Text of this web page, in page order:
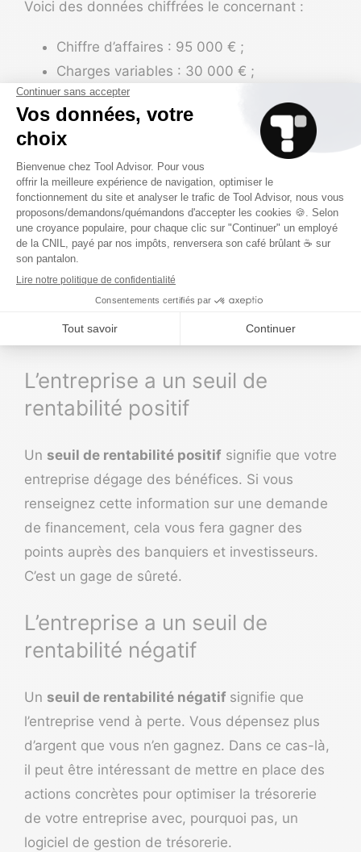
Voici des données chiffrées le concernant :
Chiffre d’affaires : 95 000 € ;
Charges variables : 30 000 € ;
Taux de marge sur charges variables : 68
% ou 65 000 € ;
Charges fixes : 25 000 €.
Georgesdevra réaliser un chiffre d’affaires d’au
moins 36 765 €par an pour atteindre son seuil
de rentabilité. L’argent généré au-delà sera égal
à ses bénéfices.
Comment interpréter le
seuil de rentabilité (SR) ?
L’entreprise a un seuil de
rentabilité positif
Un seuil de rentabilité positif signifie que votre
entreprise dégage des bénéfices. Si vous
renseignez cette information sur une demande
de financement, cela vous fera gagner des
points auprès des banquiers et investisseurs.
C’est un gage de sûreté.
L’entreprise a un seuil de
rentabilité négatif
Un seuil de rentabilité négatif signifie que
l’entreprise vend à perte. Vous dépensez plus
d’argent que vous n’en gagnez. Dans ce cas-là,
il peut être intéressant de mettre en place des
actions concrètes pour optimiser la trésorerie
de votre entreprise avec, pourquoi pas, un
logiciel de gestion de trésorerie.